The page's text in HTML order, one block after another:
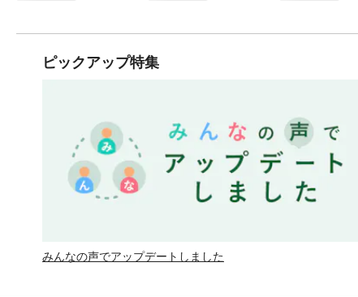
ピックアップ特集
みんなの声でアップデートしました